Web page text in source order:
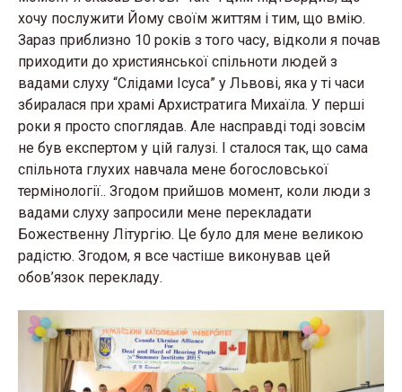
хочу послужити Йому своїм життям і тим, що вмію.
Зараз приблизно 10 років з того часу, відколи я почав
приходити до християнської спільноти людей з
вадами слуху “Слідами Ісуса” у Львові, яка у ті часи
збиралася при храмі Архистратига Михаїла. У перші
роки я просто споглядав. Але насправді тоді зовсім
не був експертом у цій галузі. І сталося так, що сама
спільнота глухих навчала мене богословської
термінології.. Згодом прийшов момент, коли люди з
вадами слуху запросили мене перекладати
Божественну Літургію. Це було для мене великою
радістю. Згодом, я все частіше виконував цей
обов’язок перекладу.